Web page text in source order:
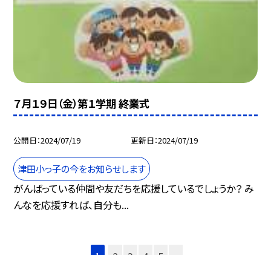
７月１９日（金）第１学期 終業式
公開日 2024/07/19 更新日 2024/07/19
津田小っ子の今をお知らせします
がんばっている仲間や友だちを応援しているでしょうか？ み
んなを応援すれば、自分も...